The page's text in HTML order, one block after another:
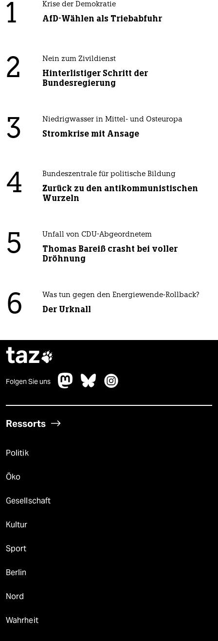
1 Krise der Demokratie
AfD-Wählen als Triebabfuhr
2 Nein zum Zivildienst
Hinterlistiger Schritt der
Bundesregierung
3 Niedrigwasser in Mittel- und Osteuropa
Stromkrise mit Ansage
4 Bundeszentrale für politische Bildung
Zurück zu den antikommunistischen
Wurzeln
5 Unfall von CDU-Abgeordnetem
Thomas Bareiß crasht bei voller
Dröhnung
6 Was tun gegen den Energiewende-Rollback?
Der Urknall
taz
Folgen Sie uns
Ressorts
Politik
Öko
Gesellschaft
Kultur
Sport
Berlin
Nord
Wahrheit